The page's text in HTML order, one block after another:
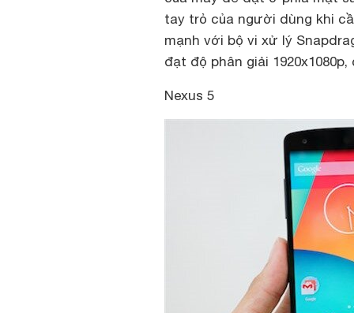
tay trỏ của người dùng khi
mạnh với bộ vi xử lý
đạt độ phân giải
Nexus 5